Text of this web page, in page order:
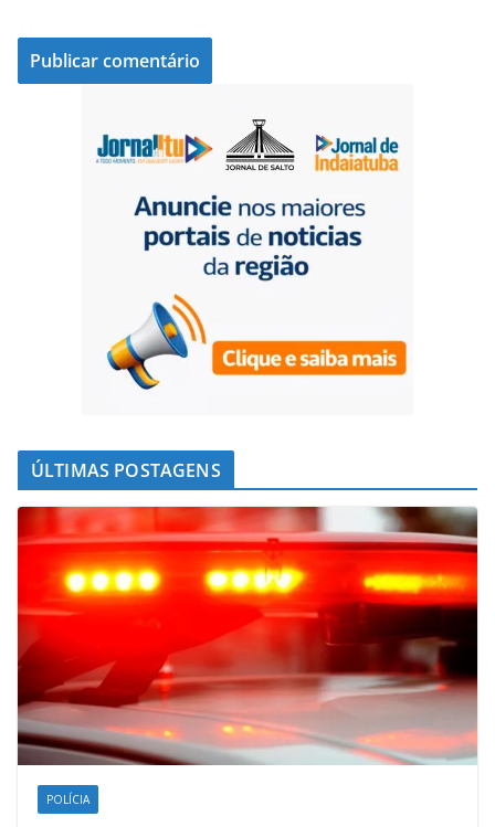
ÚLTIMAS POSTAGENS
POLÍCIA